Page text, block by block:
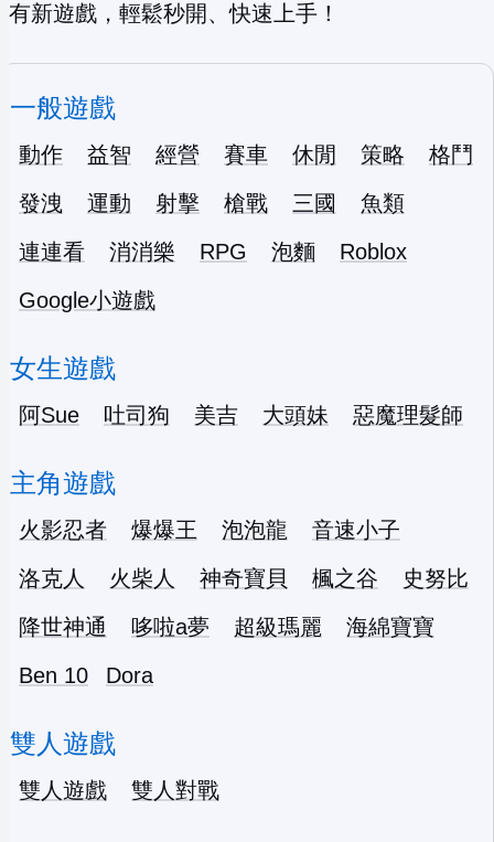
有新遊戲，輕鬆秒開、快速上手！
一般遊戲
動作 益智 經營 賽車 休閒 策略
格鬥
發洩
運動 射擊 槍戰 三國
魚類
連連看
消消樂 RPG 泡麵
Roblox
Google小遊戲
女生遊戲
阿Sue 吐司狗 美吉 大頭妹 惡魔理髮師
主角遊戲
火影忍者 爆爆王 泡泡龍
音速小子
洛克人
火柴人 神奇寶貝 楓之谷
史努比
降世神通
哆啦a夢 超級瑪麗
海綿寶寶
Ben 10
Dora
雙人遊戲
雙人遊戲 雙人對戰